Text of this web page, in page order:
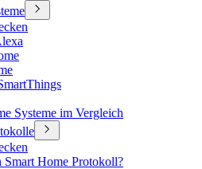
Systeme im Vergleich
Smart Home Protokoll?